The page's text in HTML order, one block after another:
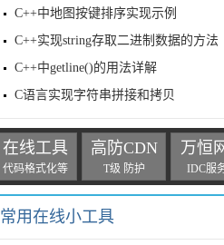
C++中地图按键排序实现示例
C++实现string存取二进制数据的方法
C++中getline()的用法详解
C语言实现字符串拼接和拷贝
在线工具
代码格式化等
高防CDN
T级 防护
万恒
IDC服
常用在线小工具